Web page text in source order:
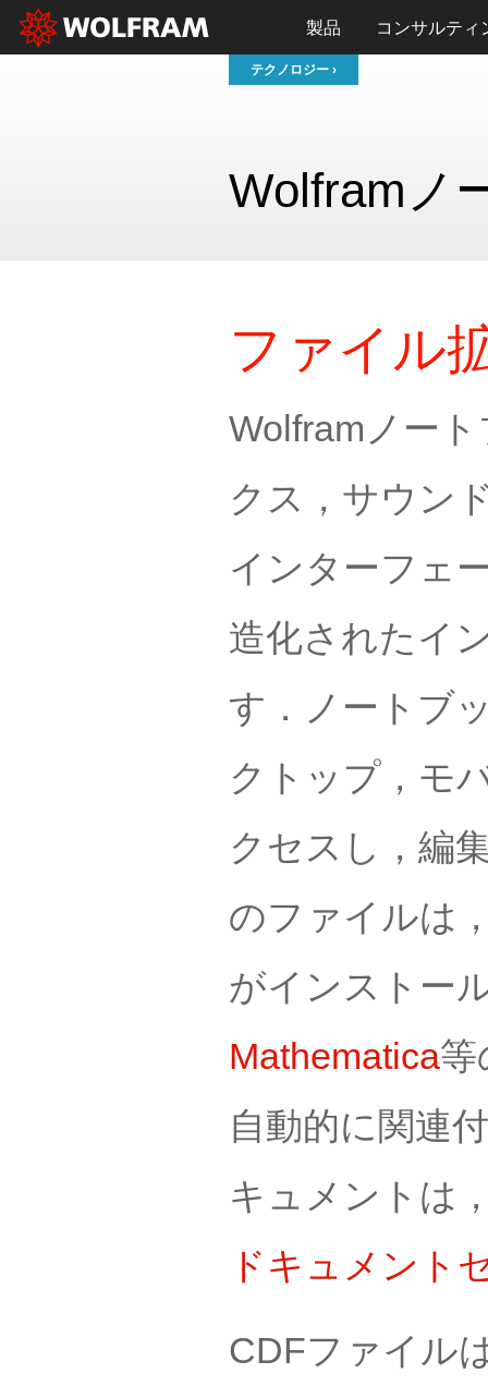
製品 コンサルティ
テクノロジー ›
Wolframノ
ファイル
Wolframノー
クス，サウン
インターフェ
造化されたイ
す．ノートブ
クトップ，モ
クセスし，編
のファイルは
がインストー
Mathematica等
自動的に関連
キュメントは
ドキュメント
CDFファイル